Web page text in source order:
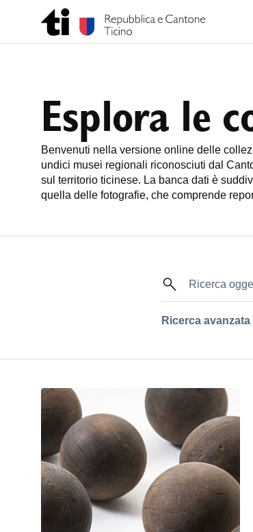
Esplora le
Benvenuti nella versione online delle
undici musei regionali riconosciuti dal
sul territorio ticinese. La banca dati è
quella delle fotografie, che comprende
Ricerca avanzata